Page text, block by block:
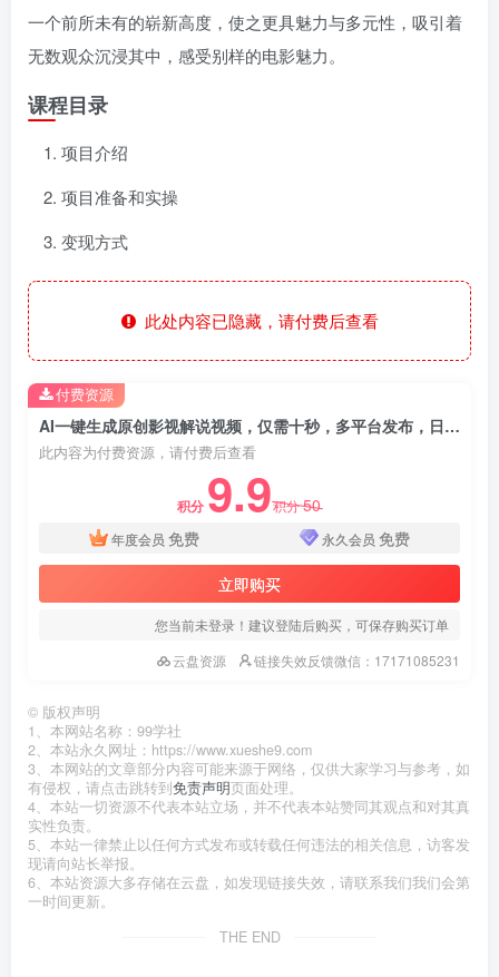
一个前所未有的崭新高度，使之更具魅力与多元性，吸引着
无数观众沉浸其中，感受别样的电影魅力。
课程目录
项目介绍
项目准备和实操
变现方式
此处内容已隐藏，请付费后查看
AI一键生成原创影视解说视频，仅需十秒，多平台发布，日入3000+
此内容为付费资源，请付费后查看
积分 9.9积分50
年度会员 免费 永久会员 免费
立即购买
您当前未登录！建议登陆后购买，可保存购买订单
云盘资源
链接失效反馈微信：17171085231
付费资源
© 版权声明
1、本网站名称：99学社
2、本站永久网址：https://www.xueshe9.com
3、本网站的文章部分内容可能来源于网络，仅供大家学习与参考，如
有侵权，请点击跳转到免责声明页面处理。
4、本站一切资源不代表本站立场，并不代表本站赞同其观点和对其真
实性负责。
5、本站一律禁止以任何方式发布或转载任何违法的相关信息，访客发
现请向站长举报。
6、本站资源大多存储在云盘，如发现链接失效，请联系我们我们会第
一时间更新。
THE END